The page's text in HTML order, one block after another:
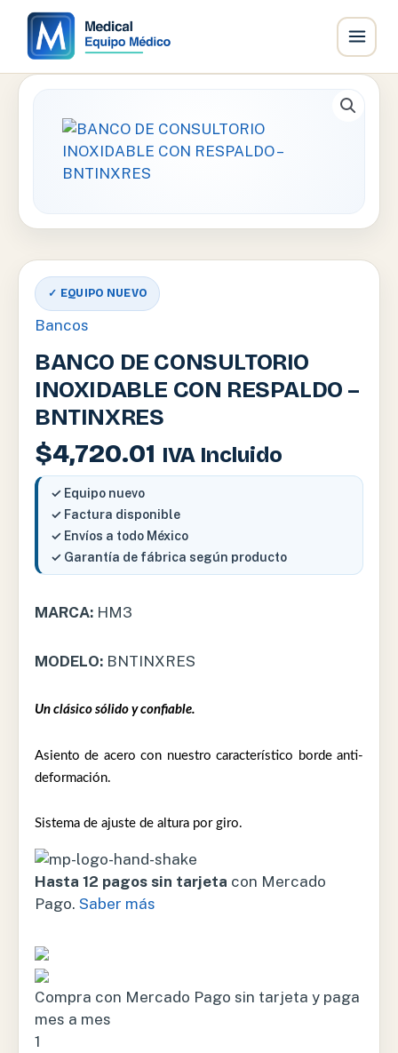
contenido
✓ EQUIPO NUEVO
Bancos
BANCO DE CONSULTORIO
INOXIDABLE CON RESPALDO –
BNTINXRES
$4,720.01 IVA Incluido
✓ Equipo nuevo
✓ Factura disponible
✓ Envíos a todo México
✓ Garantía de fábrica según producto
MARCA: HM3
MODELO: BNTINXRES
Un clásico sólido y confiable.
Asiento de acero con nuestro característico borde anti-
deformación.
Sistema de ajuste de altura por giro.
Hasta 12 pagos sin tarjeta con Mercado
Pago. Saber más
Compra con Mercado Pago sin tarjeta y paga
mes a mes
1